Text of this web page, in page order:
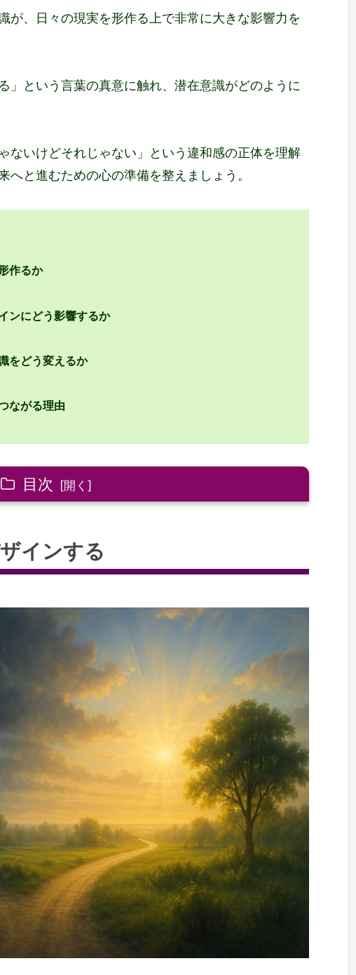
が、日々の現実を形作る上で非常に大きな影響力を
」という言葉の真意に触れ、潜在意識がどのように
ないけどそれじゃない」という違和感の正体を理解
へと進むための心の準備を整えましょう。
作るか
ンにどう影響するか
をどう変えるか
ながる理由
目次
ない」違和感の正体
変える
能性
ップ
層
ザインする：総括
インする